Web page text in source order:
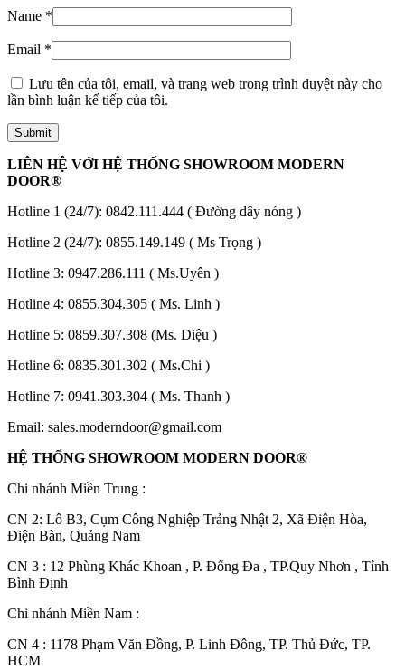
Đối Tác
Name *
Email *
Lưu tên của tôi, email, và trang web trong trình duyệt này cho
lần bình luận kế tiếp của tôi.
LIÊN HỆ VỚI HỆ THỐNG SHOWROOM MODERN
DOOR®
Hotline 1 (24/7): 0842.111.444 ( Đường dây nóng )
Hotline 2 (24/7): 0855.149.149 ( Ms Trọng )
Hotline 3: 0947.286.111 ( Ms.Uyên )
Hotline 4: 0855.304.305 ( Ms. Linh )
Hotline 5: 0859.307.308 (Ms. Diệu )
Hotline 6: 0835.301.302 ( Ms.Chi )
Hotline 7: 0941.303.304 ( Ms. Thanh )
Email: sales.moderndoor@gmail.com
HỆ THỐNG SHOWROOM MODERN DOOR®
Chi nhánh Miền Trung :
CN 2: Lô B3, Cụm Công Nghiệp Trảng Nhật 2, Xã Điện Hòa,
Điện Bàn, Quảng Nam
CN 3 : 12 Phùng Khác Khoan , P. Đống Đa , TP.Quy Nhơn , Tỉnh
Bình Định
Chi nhánh Miền Nam :
CN 4 : 1178 Phạm Văn Đồng, P. Linh Đông, TP. Thủ Đức, TP.
HCM